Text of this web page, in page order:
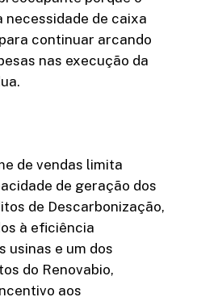
necessidade de caixa
continuar arcando
nas execução da
de vendas limita
de geração dos
de Descarbonização,
à eficiência
usinas e um dos
do Renovabio,
aos